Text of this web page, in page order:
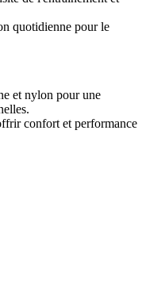
quotidienne pour le
et nylon pour une
confort et performance